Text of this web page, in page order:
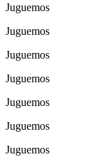
Juguemos
Juguemos
Juguemos
Juguemos
Juguemos
Juguemos
Juguemos